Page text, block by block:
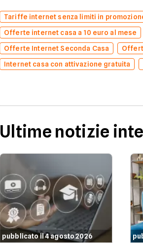
Tariffe internet senza limiti in
Offerte internet casa a 10 euro al mese
Offerte Internet Seconda Casa
Internet casa con attivazione gratuita
Ultime notizie
pubblicato il 4 agosto 2026